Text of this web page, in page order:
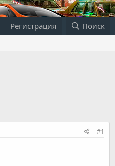
Регистрация Поиск
#1